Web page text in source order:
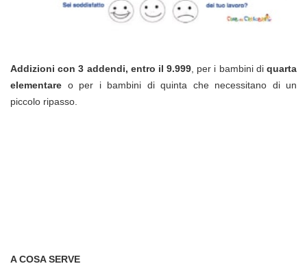
Addizioni con 3 addendi, entro il 9.999, per i bambini diquarta
elementare o per i bambini di quinta che necessitano di un
piccolo ripasso.
A COSA SERVE